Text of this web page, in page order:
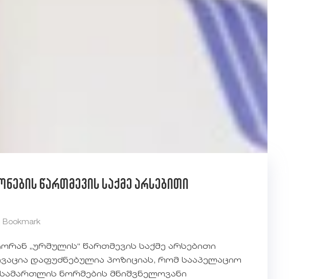
წართმევის საქმე არსებითი
Bookmark
„ურმულის“ წართმევის საქმე არსებითი
დაფუძნებულია პოზიციას, რომ სააპელაციო
ნორმების მნიშვნელოვანი